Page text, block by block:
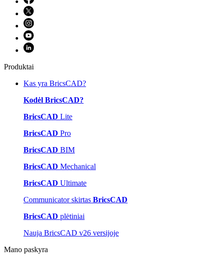
Produktai
Kas yra BricsCAD?
Kodėl BricsCAD?
BricsCAD Lite
BricsCAD Pro
BricsCAD BIM
BricsCAD Mechanical
BricsCAD Ultimate
Communicator skirtas BricsCAD
BricsCAD plėtiniai
Nauja BricsCAD v26 versijoje
Mano paskyra